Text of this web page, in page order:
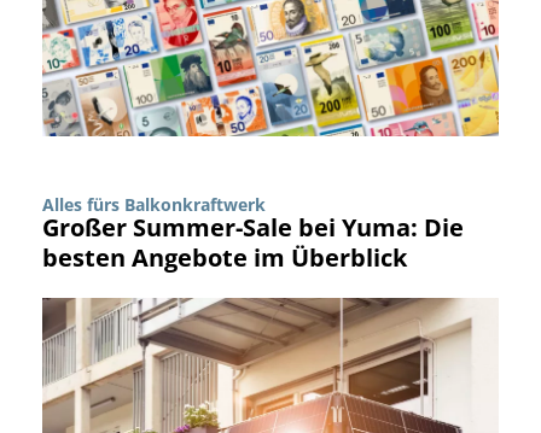
Alles fürs Balkonkraftwerk
Großer Summer-Sale bei Yuma: Die
besten Angebote im Überblick